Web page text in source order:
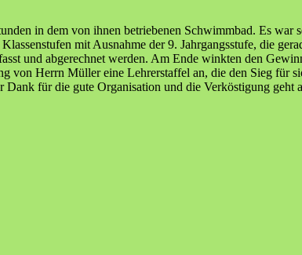
in dem von ihnen betriebenen Schwimmbad. Es war
mit Ausnahme der 9. Jahrgangsstufe, die
und abgerechnet werden. Am Ende winkten den
von Herrn Müller eine Lehrerstaffel an, die den Sieg für
für die gute Organisation und die Verköstigung geht